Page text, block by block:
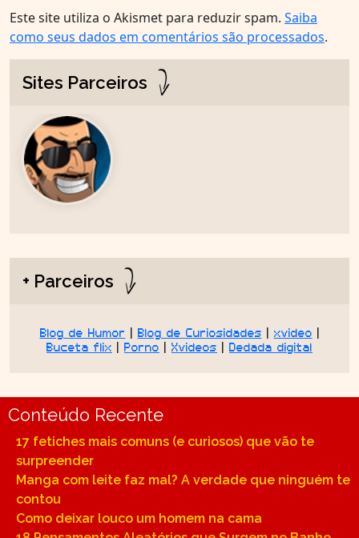
Este site utiliza o Akismet para reduzir spam. Saiba
como seus dados em comentários são processados.
Sites Parceiros
+ Parceiros
Blog de Humor | Blog de Curiosidades | xvideo |
Buceta flix | Porno | Xvideos | Dedada digital
Conteúdo Recente
17 fetiches mais comuns (e curiosos) que vão te
surpreender
Manga com leite faz mal? A verdade que ninguém te
contou
Como deixar louco um homem na cama